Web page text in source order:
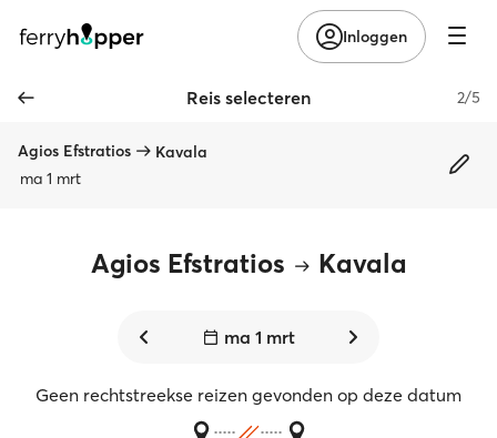
Inloggen
Reis selecteren 2/5
Agios Efstratios
Kavala
ma 1 mrt
Agios Efstratios Kavala
ma 1 mrt
Geen rechtstreekse reizen gevonden op deze datum